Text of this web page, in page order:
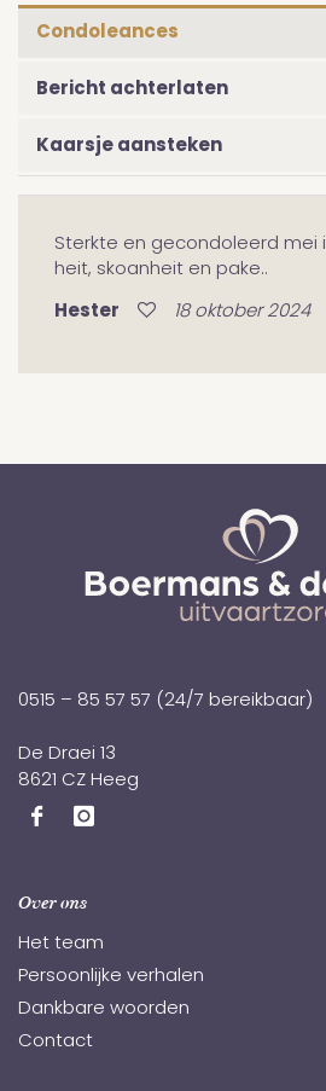
Condoleances
Bericht achterlaten
Kaarsje aansteken
Sterkte en gecondoleerd mei
heit, skoanheit en pake..
Hester 18 oktober 2024
0515 – 85 57 57 (24/7 bereikbaar)
De Draei 13
8621 CZ Heeg
Over ons
Het team
Persoonlijke verhalen
Dankbare woorden
Contact